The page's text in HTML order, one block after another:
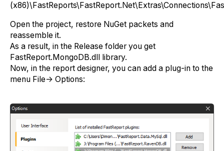
Open the project, restore NuGet packets and
reassemble it.
As a result, in the Release folder you get
FastReport.MongoDB.dll library.
Now, in the report designer, you can add a plug-in to the
menu File-> Options: